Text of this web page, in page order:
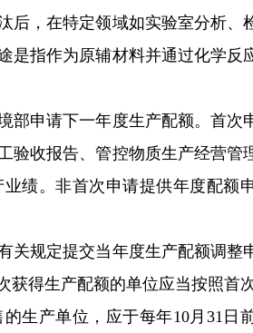
，在特定领域如实验室分析、
是指作为原辅材料并通过化学反
申请下一年度生产配额。首次
验收报告、管控物质生产经营管
绩。非首次申请提供年度配额
规定提交当年度生产配额调整
得生产配额的单位应当按照首
产单位，应于每年10月31日